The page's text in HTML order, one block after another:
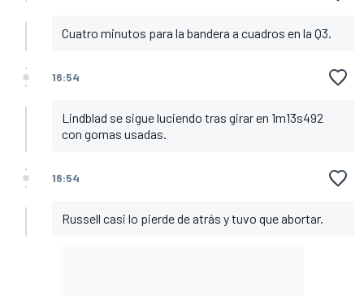
Cuatro minutos para la bandera a cuadros en la Q3.
16:54
Lindblad se sigue luciendo tras girar en 1m13s492
con gomas usadas.
16:54
Russell casi lo pierde de atrás y tuvo que abortar.